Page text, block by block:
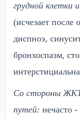
грудной клетки
(исчезает после
диспноэ,
бронхоспазм,
Со стороны
путей: нечасто